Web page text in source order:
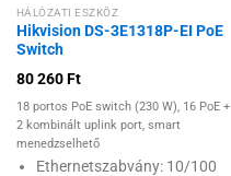
HÁLÓZATI ESZKÖZ
Hikvision DS-3E1318P-EI PoE
Switch
80 260Ft
18 portos PoE switch (230 W), 16 PoE +
2 kombinált uplink port, smart
menedzselhető
Ethernetszabvány: 10/100